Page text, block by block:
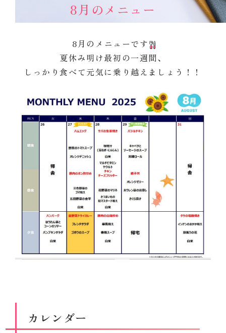
8月のメニュー
8月のメニューです
夏休み明け最初の一週間、
しっかり食べて元気に乗り越えましょう！！
カレンダー